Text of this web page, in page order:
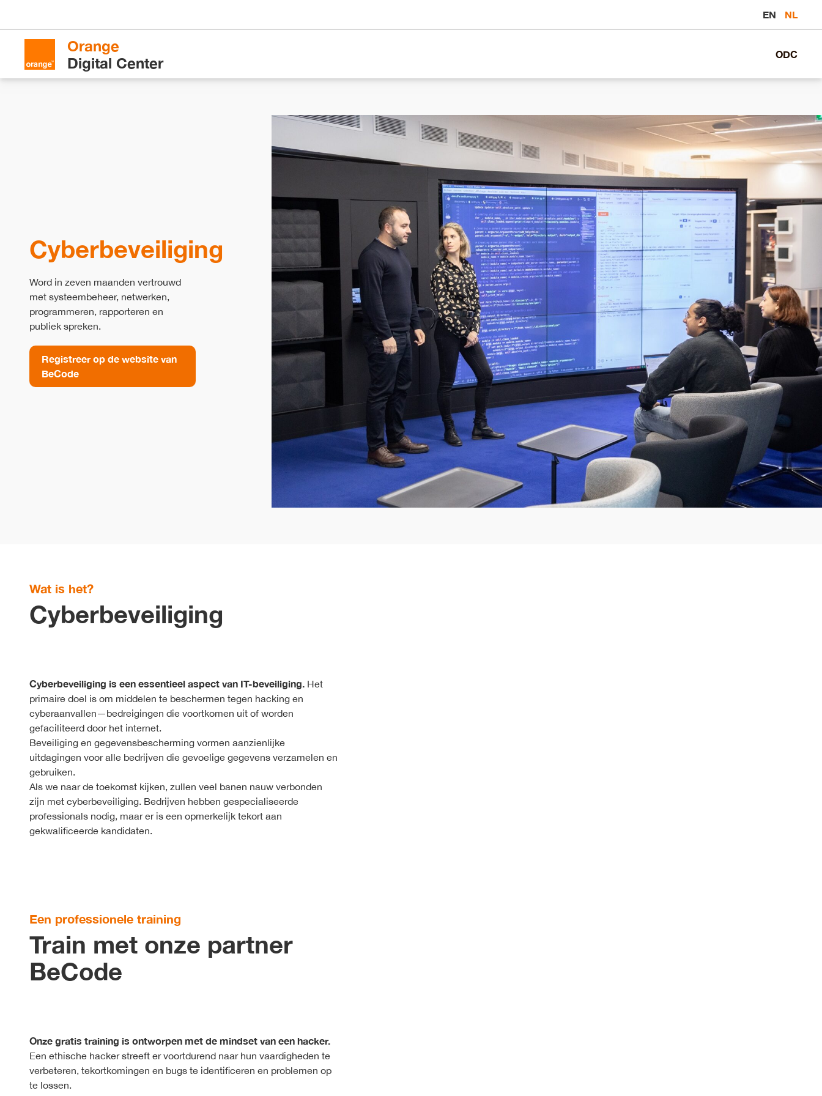
EN NL
Orange
Digital Center
ODC
Cyberbeveiliging
Word in zeven maanden vertrouwd
met systeembeheer, netwerken,
programmeren, rapporteren en
publiek spreken.
Registreer op de website van
BeCode
Wat is het?
Cyberbeveiliging
Cyberbeveiliging is een essentieel aspect van IT-beveiliging. Het
primaire doel is om middelen te beschermen tegen hacking en
cyberaanvallen—bedreigingen die voortkomen uit of worden
gefaciliteerd door het internet.
Beveiliging en gegevensbescherming vormen aanzienlijke
uitdagingen voor alle bedrijven die gevoelige gegevens verzamelen en
gebruiken.
Als we naar de toekomst kijken, zullen veel banen nauw verbonden
zijn met cyberbeveiliging. Bedrijven hebben gespecialiseerde
professionals nodig, maar er is een opmerkelijk tekort aan
gekwalificeerde kandidaten.
Een professionele training
Train met onze partner
BeCode
Onze gratis training is ontworpen met de mindset van een hacker.
Een ethische hacker streeft er voortdurend naar hun vaardigheden te
verbeteren, tekortkomingen en bugs te identificeren en problemen op
te lossen.